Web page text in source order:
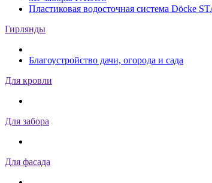
Пластиковая водосточная система Döcke
Гирлянды
Благоустройство дачи, огорода и сада
Для кровли
Для забора
Для фасада